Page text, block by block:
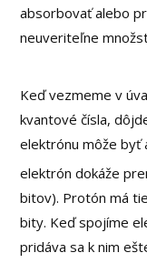
absorbovať alebo
neuveriteľne
Keď vezmeme v
kvantové čísla,
elektrónu môže byť
elektrón dokáže
bitov). Protón má
bity. Keď spojíme
pridáva sa k nim